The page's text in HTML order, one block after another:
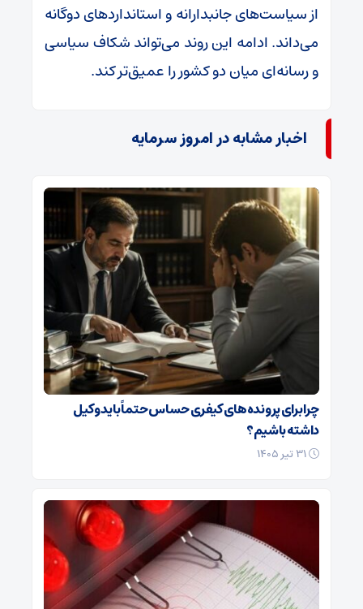
از سیاست‌های جانبدارانه و استانداردهای دوگانه
می‌داند. ادامه این روند می‌تواند شکاف سیاسی
و رسانه‌ای میان دو کشور را عمیق‌تر کند.
اخبار مشابه در امروز سرمایه
چرا برای پرونده‌های کیفری حساس حتماً باید وکیل
داشته باشیم؟